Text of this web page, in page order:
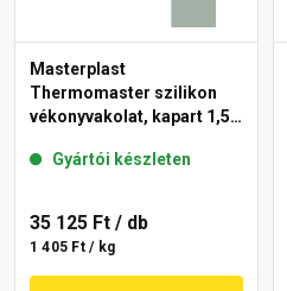
Masterplast
Thermomaster szilikon
vékonyvakolat, kapart 1,5
Gyártói készleten
35 125 Ft / db
1 405 Ft / kg